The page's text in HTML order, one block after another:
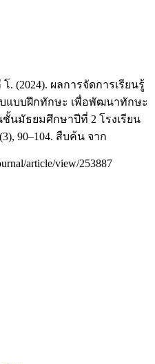
. (2024). ผลการจัดการเรียนรู้
แบบฝึกทักษะ เพื่อพัฒนาทักษะ
ชั้นมัธยมศึกษาปีที่ 2 โรงเรียน
(3), 90–104. สืบค้น จาก
article/view/253887